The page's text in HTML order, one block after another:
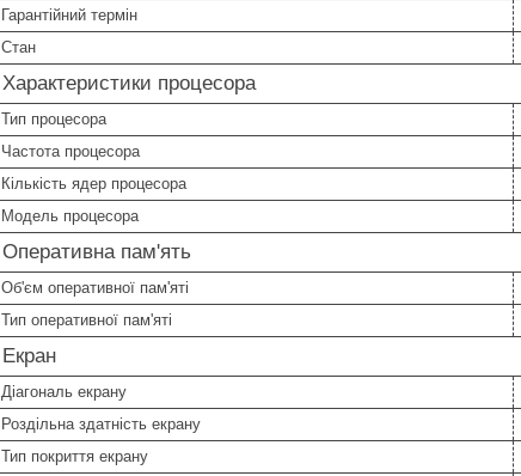
Гарантійний термін
Стан
Характеристики процесора
Тип процесора
Частота процесора
Кількість ядер процесора
Модель процесора
Оперативна пам'ять
Об'єм оперативної пам'яті
Тип оперативної пам'яті
Екран
Діагональ екрану
Роздільна здатність екрану
Тип покриття екрану